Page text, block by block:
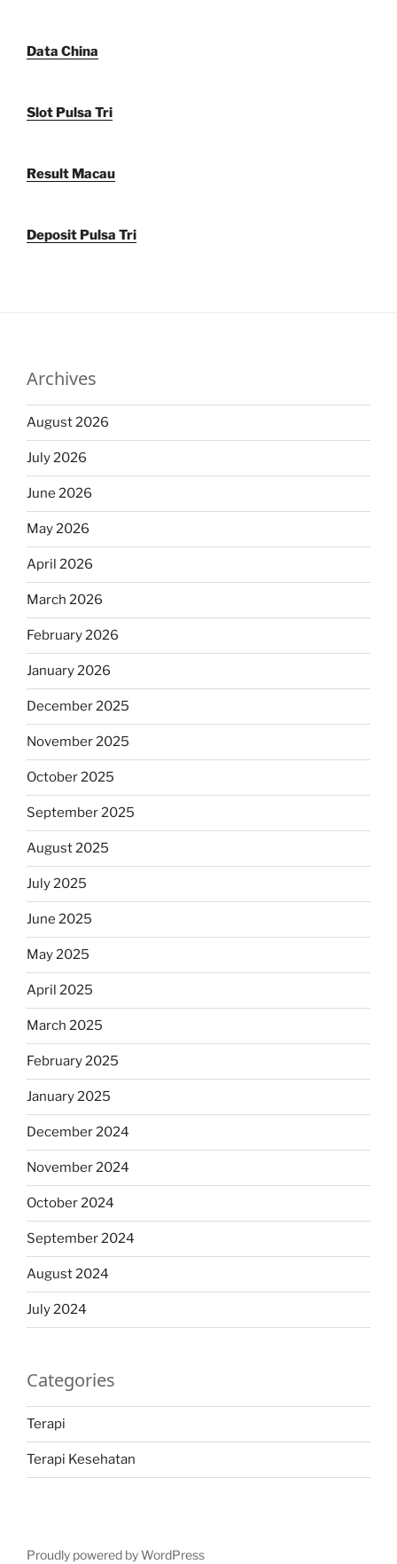
Data China
Slot Pulsa Tri
Result Macau
Deposit Pulsa Tri
Archives
August 2026
July 2026
June 2026
May 2026
April 2026
March 2026
February 2026
January 2026
December 2025
November 2025
October 2025
September 2025
August 2025
July 2025
June 2025
May 2025
April 2025
March 2025
February 2025
January 2025
December 2024
November 2024
October 2024
September 2024
August 2024
July 2024
Categories
Terapi
Terapi Kesehatan
Proudly powered by WordPress